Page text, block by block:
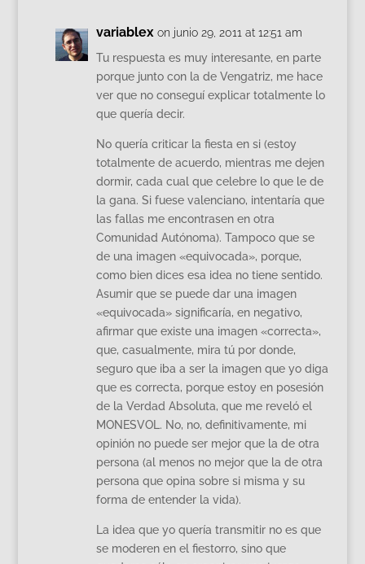
variablex on junio 29, 2011 at 12:51 am
Tu respuesta es muy interesante, en parte
porque junto con la de Vengatriz, me hace
ver que no conseguí explicar totalmente lo
que quería decir.
No quería criticar la fiesta en si (estoy
totalmente de acuerdo, mientras me dejen
dormir, cada cual que celebre lo que le de
la gana. Si fuese valenciano, intentaría que
las fallas me encontrasen en otra
Comunidad Autónoma). Tampoco que se
de una imagen «equivocada», porque,
como bien dices esa idea no tiene sentido.
Asumir que se puede dar una imagen
«equivocada» significaría, en negativo,
afirmar que existe una imagen «correcta»,
que, casualmente, mira tú por donde,
seguro que iba a ser la imagen que yo diga
que es correcta, porque estoy en posesión
de la Verdad Absoluta, que me reveló el
MONESVOL. No, no, definitivamente, mi
opinión no puede ser mejor que la de otra
persona (al menos no mejor que la de otra
persona que opina sobre si misma y su
forma de entender la vida).
La idea que yo quería transmitir no es que
se moderen en el fiestorro, sino que